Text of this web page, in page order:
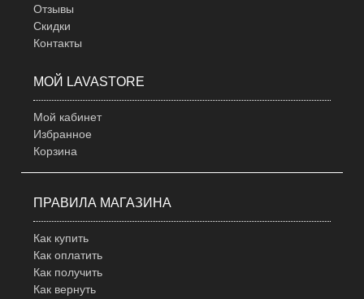
Отзывы
Скидки
Контакты
МОЙ LAVASTORE
Мой кабинет
Избранное
Корзина
ПРАВИЛА МАГАЗИНА
Как купить
Как оплатить
Как получить
Как вернуть